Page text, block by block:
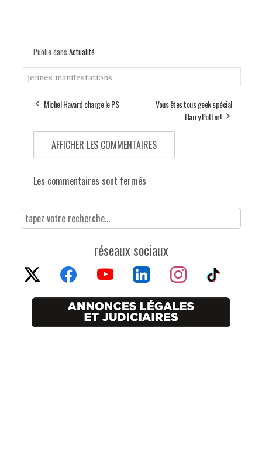
Publié dans Actualité
jeunes manifestations
Michel Havard charge le PS
Vous êtes tous geek spécial
Harry Potter!
AFFICHER LES COMMENTAIRES
Les commentaires sont fermés
réseaux sociaux